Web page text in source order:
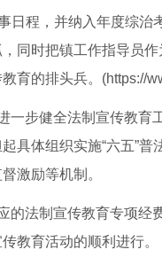
程，并纳入年度综治
同时把镇工作指导员
育的排头兵。(https://
步健全法制宣传教育
具体组织实施“六五”
激励等机制。
法制宣传教育专项经
教育活动的顺利进行。